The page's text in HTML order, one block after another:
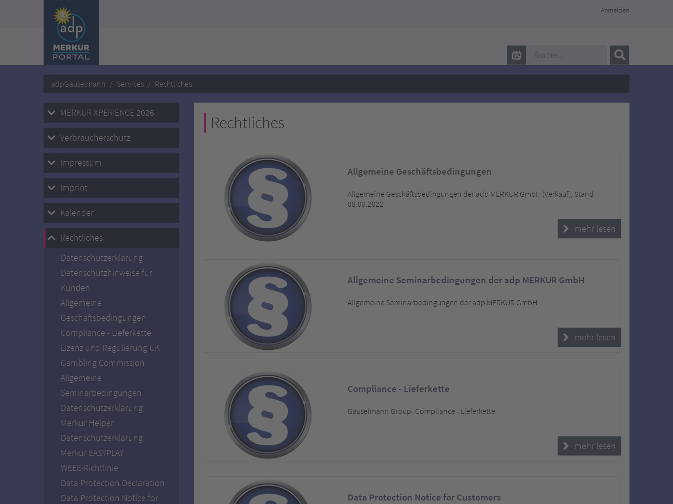
Anmelden
adp MERKUR
adpGauselmann Services Rechtliches
MERKUR XPERIENCE 2026
Verbraucherschutz
Impressum
Imprint
Kalender
Rechtliches
Datenschutzerklärung
Datenschutzhinweise für
Kunden
Allgemeine
Geschäftsbedingungen
Compliance - Lieferkette
Lizenz und Regulierung UK
Gambling Commission
Allgemeine
Seminarbedingungen
Datenschutzerklärung
Merkur Helper
Datenschutzerklärung
Merkur EASYPLAY
WEEE-Richtlinie
Data Protection Declaration
Data Protection Notice for
Rechtliches
Allgemeine Geschäftsbedingungen
Allgemeine Geschäftsbedingungen der adp MERKUR GmbH (Verkauf), Stand
08.08.2022
mehr lesen
Allgemeine Seminarbedingungen der adp MERKUR GmbH
Allgemeine Seminarbedingungen der adp MERKUR GmbH
mehr lesen
Compliance - Lieferkette
Gauselmann Group- Compliance - Lieferkette
mehr lesen
Data Protection Notice for Customers